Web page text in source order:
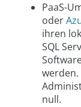
PaaS-
oder
ihren
SQL
werden.
null.